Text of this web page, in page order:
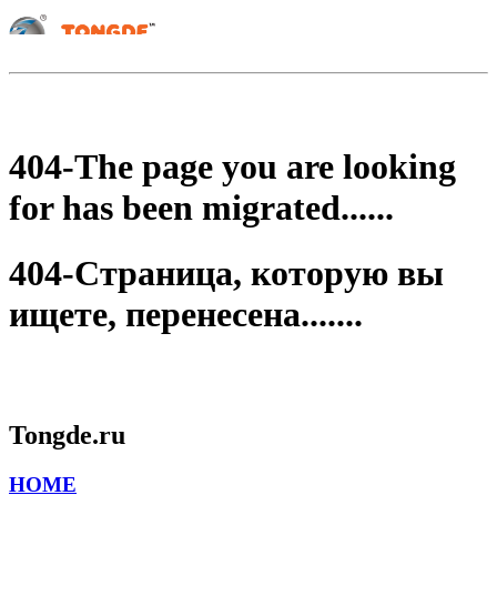
404-The page you are looking
for has been migrated......
404-Страница, которую вы
ищете, перенесена.......
Tongde.ru
HOME